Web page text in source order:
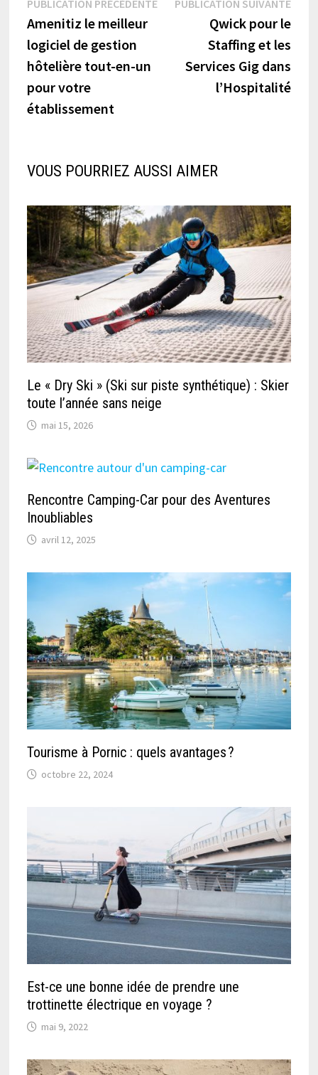
Navigation
de
l’article
PUBLICATION PRÉCÉDENTE
précédente :
Amenitiz le meilleur
logiciel de gestion
hôtelière tout-en-un
pour votre
établissement
PUBLICATION SUIVANTE
Qwick pour le
Staffing et les
Services Gig dans
l’Hospitalité
VOUS POURRIEZ AUSSI AIMER
Le « Dry Ski » (Ski sur piste synthétique) : Skier
toute l’année sans neige
mai 15, 2026
Rencontre Camping-Car pour des Aventures
Inoubliables
avril 12, 2025
Tourisme à Pornic : quels avantages ?
octobre 22, 2024
Est-ce une bonne idée de prendre une
trottinette électrique en voyage ?
mai 9, 2022